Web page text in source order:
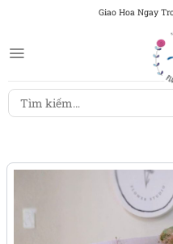
dung
Giao Hoa Ngay
Tìm
kiếm: